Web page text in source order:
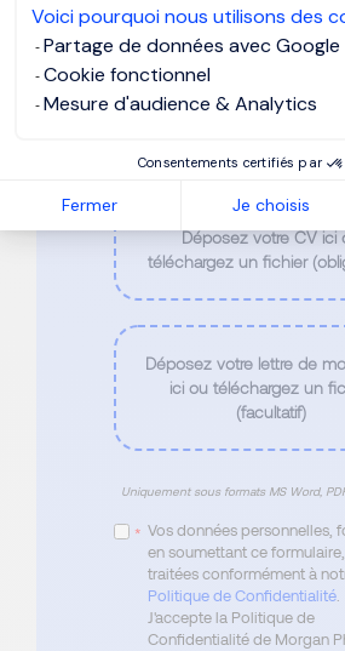
Voici pourquoi nous utilisons des
Partage de données avec Google
Cookie fonctionnel
Mesure d'audience & Analytics
Consentements certifiés par
Fermer Je choisis
Téléphone *
Email*
Déposez votre CV ici
téléchargez un fichier
Déposez votre lettre de
ici ou téléchargez un
(facultatif)
Uniquement sous formats MS Word,
* Vos données personnelles,
en soumettant ce
traitées conformément à
Politique de Confidentialité.
J'accepte la Politique de
Confidentialité de Morgan